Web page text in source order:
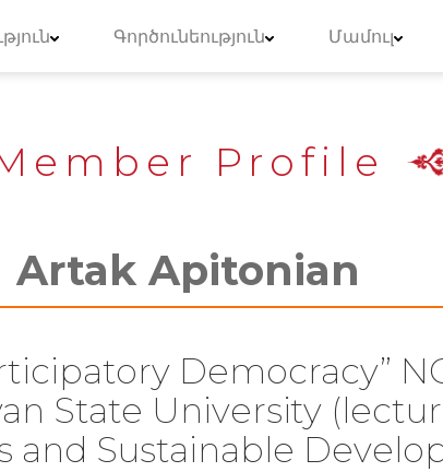
Գործունեություն Մամուլ
Profile
Artak Apitonian
Democracy”
State University
and Sustainable